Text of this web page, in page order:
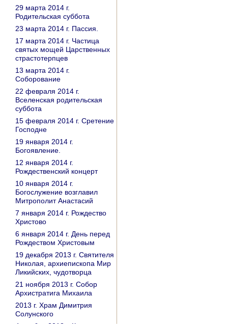
29 марта 2014 г.
Родительская суббота
23 марта 2014 г. Пассия.
17 марта 2014 г. Частица
святых мощей Царственных
страстотерпцев
13 марта 2014 г.
Соборование
22 февраля 2014 г.
Вселенская родительская
суббота
15 февраля 2014 г. Сретение
Господне
19 января 2014 г.
Богоявление.
12 января 2014 г.
Рождественский концерт
10 января 2014 г.
Богослужение возглавил
Митрополит Анастасий
7 января 2014 г. Рождество
Христово
6 января 2014 г. День перед
Рождеством Христовым
19 декабря 2013 г. Святителя
Николая, архиепископа Мир
Ликийских, чудотворца
21 ноября 2013 г. Собор
Архистратига Михаила
2013 г. Храм Димитрия
Солунского